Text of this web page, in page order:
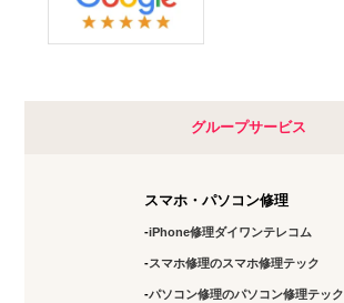
グループサービス
スマホ・パソコン修理
iPhone修理ダイワンテレコム
スマホ修理のスマホ修理テック
パソコン修理のパソコン修理テック